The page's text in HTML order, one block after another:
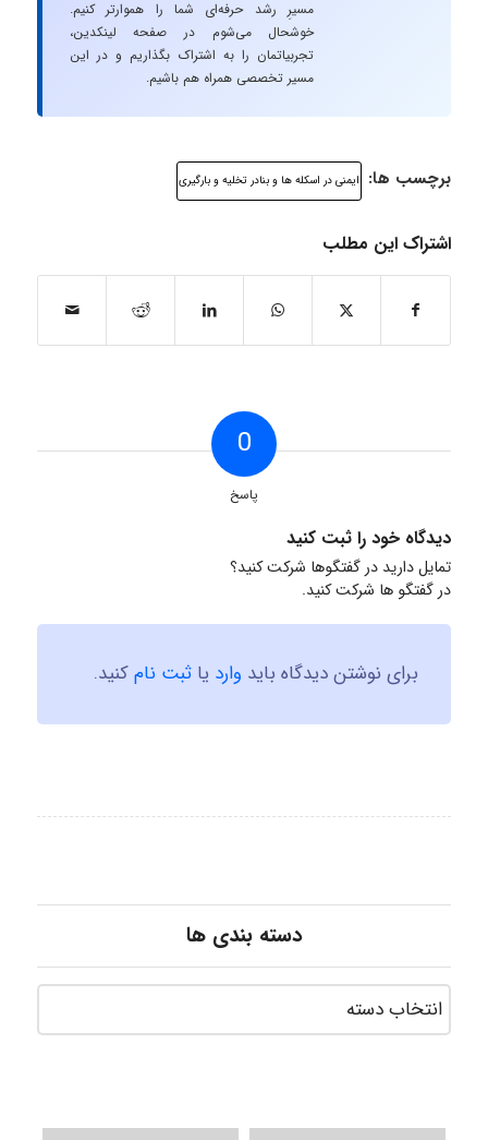
مسیرِ رشد حرفه‌ای شما را هموارتر کنیم.
خوشحال می‌شوم در صفحه لینکدین،
تجربیاتمان را به اشتراک بگذاریم و در این
مسیر تخصصی همراه هم باشیم.
برچسب ها: ایمنی در اسکله ها و بنادر تخلیه و بارگیری
اشتراک این مطلب
0
پاسخ
دیدگاه خود را ثبت کنید
تمایل دارید در گفتگوها شرکت کنید؟
در گفتگو ها شرکت کنید.
برای نوشتن دیدگاه باید وارد یا ثبت نامکنید.
دسته بندی ها